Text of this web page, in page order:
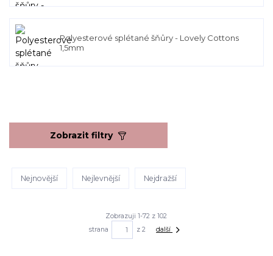
Polyesterové splétané šňůry - Lovely Cottons
1,5mm
Zobrazit filtry
Nejnovější Nejlevnější Nejdražší
Zobrazuji 1-72 z 102
strana
z 2 další